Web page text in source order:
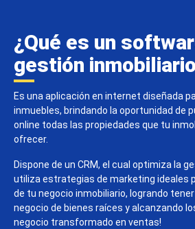
¿Qué es un
gestión
Es una aplicación en internet diseñada
inmuebles, brindando la oportunidad de
online todas las propiedades que tu
ofrecer.
Dispone de un CRM, el cual optimiza la
utiliza estrategias de marketing ideales
de tu negocio inmobiliario, logrando
negocio de bienes raíces y alcanzando
negocio transformado en ventas!